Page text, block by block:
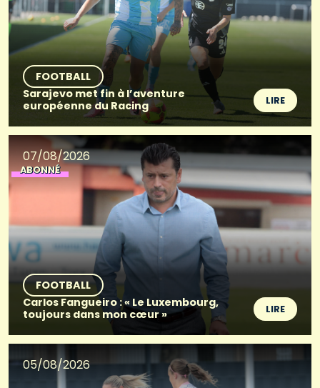
FOOTBALL
Sarajevo met fin à l’aventure
européenne du Racing
LIRE
07/08/2026
ABONNÉ
FOOTBALL
Carlos Fangueiro : « Le Luxembourg,
toujours dans mon cœur »
LIRE
05/08/2026